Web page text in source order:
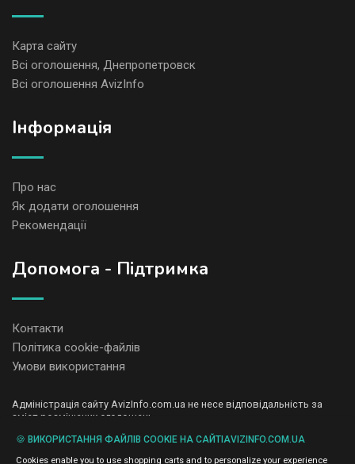
Карта сайту
Всі оголошення, Днепропетровск
Всі оголошення AvizInfo
Iнформація
Про нас
Як додати оголошення
Рекомендації
Допомога - Підтримка
Контакти
Політика cookie-файлів
Умови використання
Адміністрація сайту AvizInfo.com.ua не несе відповідальність за
зміст розміщених оголошень.
і не продаємо особисту інформацію зареєстрованих користувачів
AvizInfo.com.ua третім особам. Ми не відповідаємо за правила
🍪 ВИКОРИСТАННЯ ФАЙЛІВ COOKIE НА САЙТІAVIZINFO.COM.UA
Cookies enable you to use shopping carts and to personalize your experience